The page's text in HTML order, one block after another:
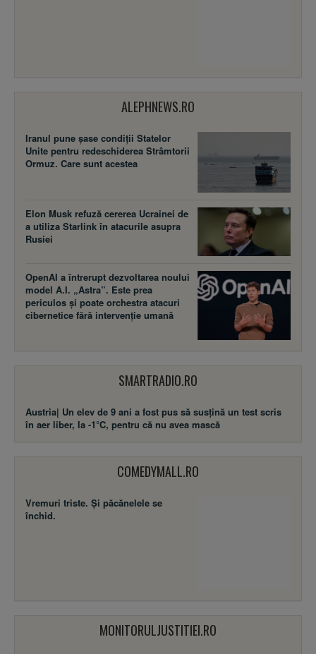
ALEPHNEWS.RO
Iranul pune șase condiții Statelor
Unite pentru redeschiderea Strâmtorii
Ormuz. Care sunt acestea
Elon Musk refuză cererea Ucrainei de
a utiliza Starlink în atacurile asupra
Rusiei
OpenAI a întrerupt dezvoltarea noului
model A.I. „Astra”. Este prea
periculos și poate orchestra atacuri
cibernetice fără intervenție umană
SMARTRADIO.RO
Austria| Un elev de 9 ani a fost pus să susţină un test scris
în aer liber, la -1°C, pentru că nu avea mască
COMEDYMALL.RO
Vremuri triste. Şi păcănelele se
închid.
MONITORULJUSTITIEI.RO